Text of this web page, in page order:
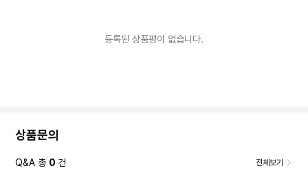
등록된 상품평이 없습니다.
상품문의
Q&A 총 0 건 전체보기